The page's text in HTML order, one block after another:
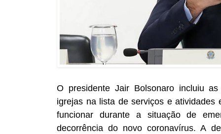
O presidente Jair Bolsonaro incluiu
igrejas na lista de serviços e atividades
funcionar durante a situação de
decorrência do novo coronavírus. A